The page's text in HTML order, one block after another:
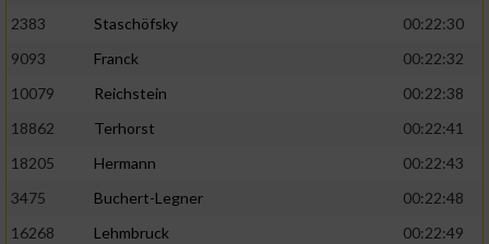
2383
Staschöfsky
00:22:30
9093
Franck
00:22:32
10079
Reichstein
00:22:38
18862
Terhorst
00:22:41
18205
Hermann
00:22:43
3475
Buchert-Legner
00:22:48
16268
Lehmbruck
00:22:49